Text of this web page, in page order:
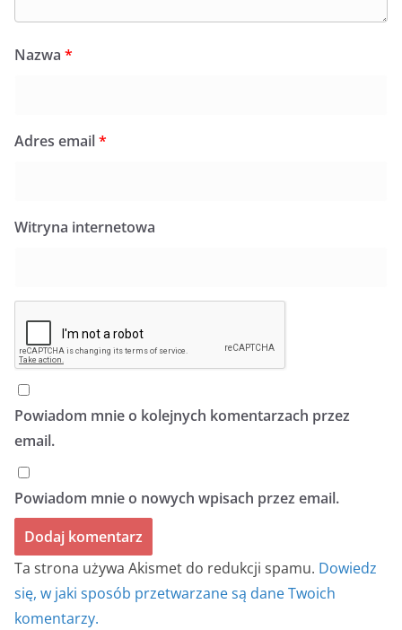
Nazwa *
Adres email*
Witryna internetowa
Powiadom mnie o kolejnych komentarzach przez
email.
Powiadom mnie o nowych wpisach przez email.
Ta strona używa Akismet do redukcji spamu. Dowiedz
się, w jaki sposób przetwarzane są dane Twoich
komentarzy.